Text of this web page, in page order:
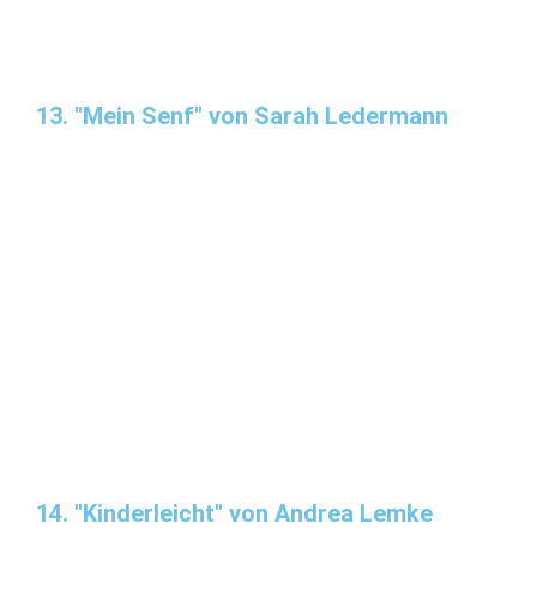
13. "Mein Senf" von Sarah Ledermann
14. "Kinderleicht" von Andrea Lemke